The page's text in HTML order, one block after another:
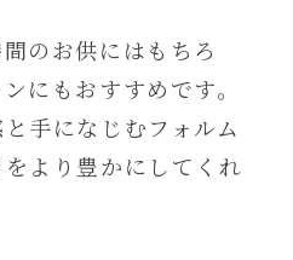
のお供にはもちろ
にもおすすめです。
手になじむフォルム
より豊かにしてくれ